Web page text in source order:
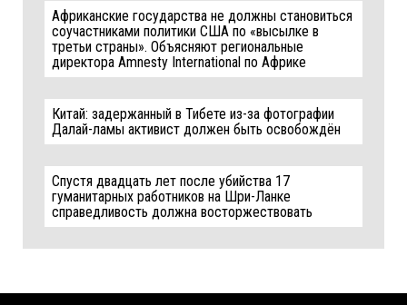
Африканские государства не должны становиться
соучастниками политики США по «высылке в
третьи страны». Объясняют региональные
директора Amnesty International по Африке
Китай: задержанный в Тибете из-за фотографии
Далай-ламы активист должен быть освобождён
Спустя двадцать лет после убийства 17
гуманитарных работников на Шри-Ланке
справедливость должна восторжествовать